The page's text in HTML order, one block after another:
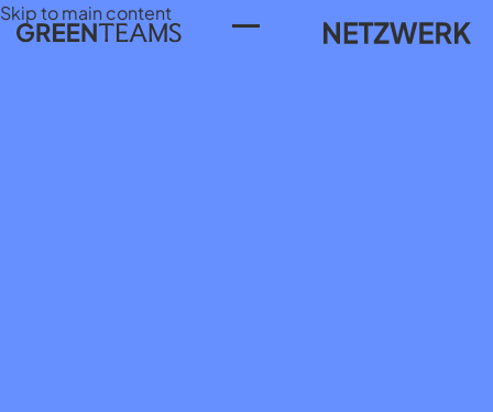
Skip to main content
Toggle Menu